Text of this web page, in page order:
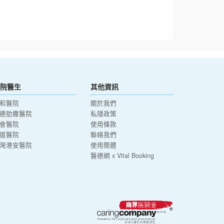
醫生
醫院
肋撒醫院
醫院
醫院
港安醫院
其他資訊
關於我們
私隱政策
使用條款
聯絡我們
使用簡體
醫德網 x Vital Booking